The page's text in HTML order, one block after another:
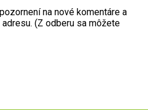
na nové komentáre a
(Z odberu sa môžete